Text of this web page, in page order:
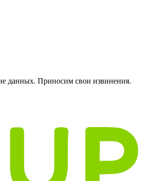
данных. Приносим свои извинения.